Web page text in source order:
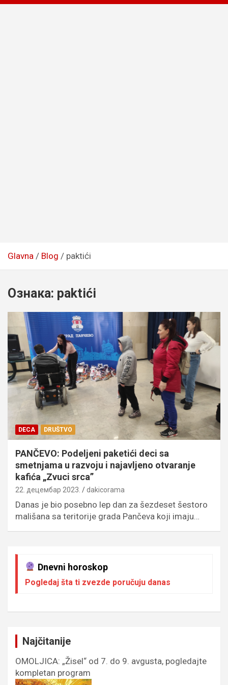
Glavna Blog paktići
Ознака: paktići
DECA DRUŠTVO
PANČEVO: Podeljeni paketići deci sa
smetnjama u razvoju i najavljeno otvaranje
kafića „Zvuci srca”
22. децембар 2023. dakicorama
Danas je bio posebno lep dan za šezdeset šestoro
mališana sa teritorije grada Pančeva koji imaju…
Dnevni horoskop
Pogledaj šta ti zvezde poručuju danas
Najčitanije
OMOLJICA: „Žisel“ od 7. do 9. avgusta, pogledajte
kompletan program